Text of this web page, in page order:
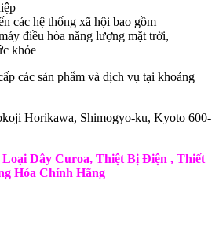
các hệ thống xã hội bao gồm
điều hòa năng lượng mặt trời,
khỏe
các sản phẩm và dịch vụ tại khoảng
Horikawa, Shimogyo-ku, Kyoto 600-
Loại Dây Curoa, Thiệt Bị Điện , Thiết
Hóa Chính Hãng